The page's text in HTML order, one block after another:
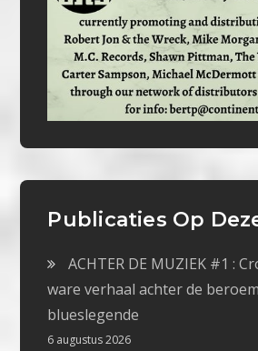
Publicaties Op
ACHTER DE MUZIEK #1 :
ware verhaal achter de
blueslegende
6 augustus 2026